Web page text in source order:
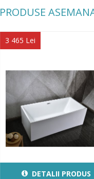
PRODUSE
3 465 Lei
DETALII PRODUS